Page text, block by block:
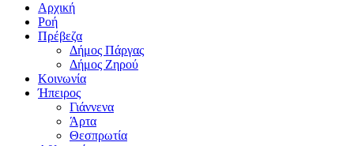
Αρχική
Ροή
Πρέβεζα
Δήμος Πάργας
Δήμος Ζηρού
Κοινωνία
Ήπειρος
Γιάννενα
Άρτα
Θεσπρωτία